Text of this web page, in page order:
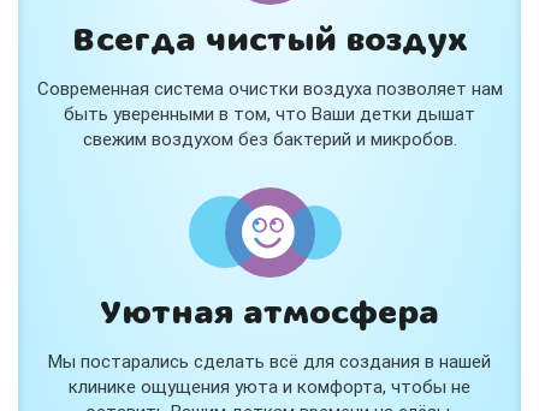
Всегда чистый воздух
Современная система очистки воздуха позволяет нам
быть уверенными в том, что Ваши детки дышат
свежим воздухом без бактерий и микробов.
Уютная атмосфера
Мы постарались сделать всё для создания в нашей
клинике ощущения уюта и комфорта, чтобы не